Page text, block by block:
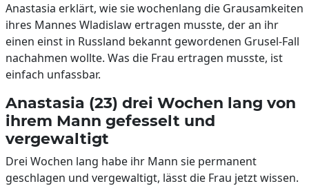
Anastasia erklärt, wie sie wochenlang die Grausamkeiten
ihres Mannes Wladislaw ertragen musste, der an ihr
einen einst in Russland bekannt gewordenen Grusel-Fall
nachahmen wollte. Was die Frau ertragen musste, ist
einfach unfassbar.
Anastasia (23) drei Wochen lang von
ihrem Mann gefesselt und
vergewaltigt
Drei Wochen lang habe ihr Mann sie permanent
geschlagen und vergewaltigt, lässt die Frau jetzt wissen.